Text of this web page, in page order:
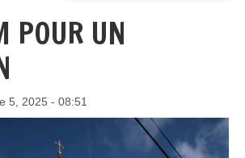
POUR UN
5, 2025 - 08:51